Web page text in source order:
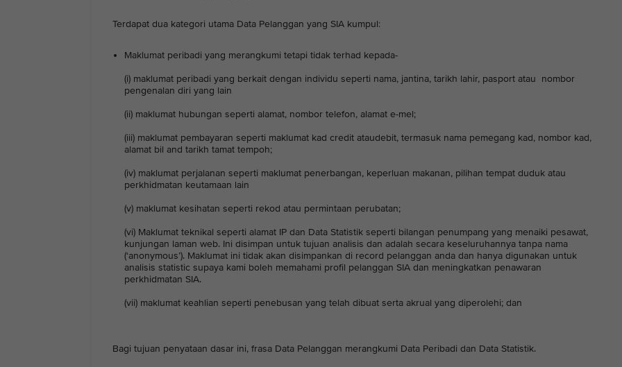
Terdapat dua kategori utama Data Pelanggan yang SIA kumpul:
Maklumat peribadi yang merangkumi tetapi tidak terhad kepada-
(i) maklumat peribadi yang berkait dengan individu seperti nama, jantina, tarikh lahir, pasport atau nombor
pengenalan diri yang lain
(ii) maklumat hubungan seperti alamat, nombor telefon, alamat e-mel;
(iii) maklumat pembayaran seperti maklumat kad credit ataudebit, termasuk nama pemegang kad, nombor kad,
alamat bil and tarikh tamat tempoh;
(iv) maklumat perjalanan seperti maklumat penerbangan, keperluan makanan, pilihan tempat duduk atau
perkhidmatan keutamaan lain
(v) maklumat kesihatan seperti rekod atau permintaan perubatan;
(vi) Maklumat teknikal seperti alamat IP dan Data Statistik seperti bilangan penumpang yang menaiki pesawat,
kunjungan laman web. Ini disimpan untuk tujuan analisis dan adalah secara keseluruhannya tanpa nama
(‘anonymous’). Maklumat ini tidak akan disimpankan di record pelanggan anda dan hanya digunakan untuk
analisis statistic supaya kami boleh memahami profil pelanggan SIA dan meningkatkan penawaran
perkhidmatan SIA.
(vii) maklumat keahlian seperti penebusan yang telah dibuat serta akrual yang diperolehi; dan
Bagi tujuan penyataan dasar ini, frasa Data Pelanggan merangkumi Data Peribadi dan Data Statistik.